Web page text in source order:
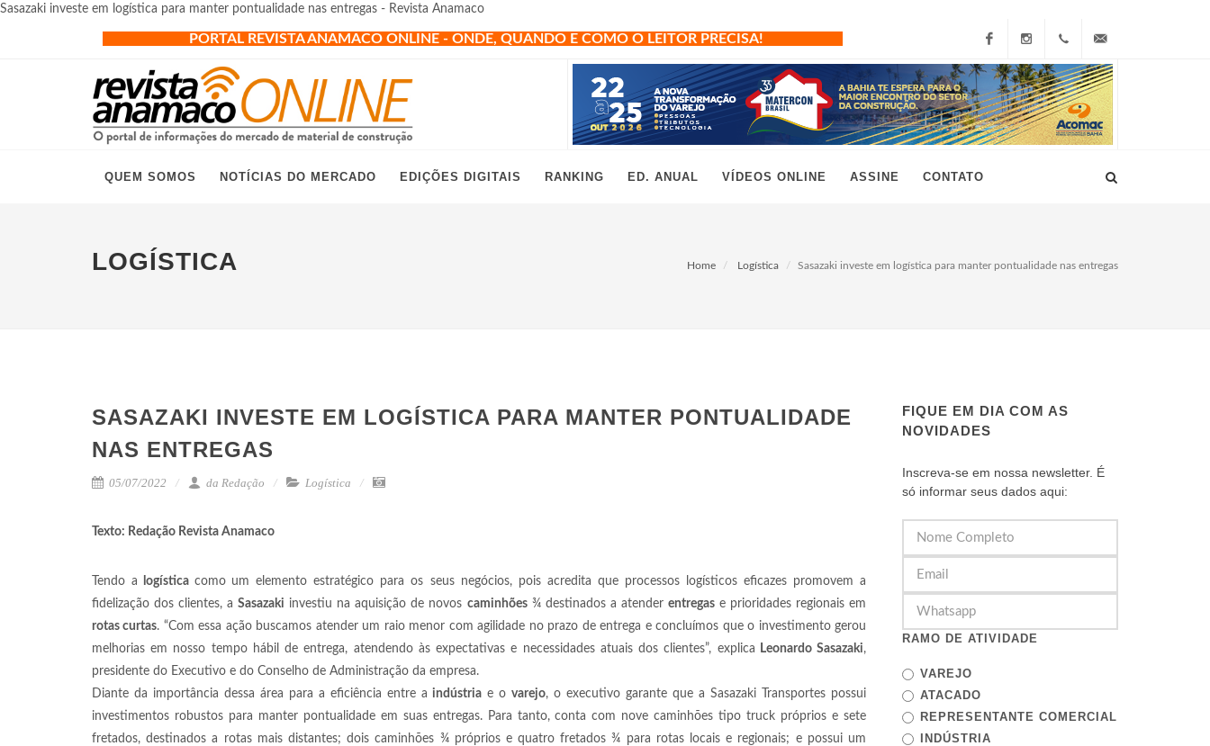
Sasazaki investe em logística para manter pontualidade nas entregas - Revista Anamaco
PORTAL REVISTA ANAMACO ONLINE - ONDE, QUANDO E COMO O LEITOR PRECISA!
FacebookInstagram
+55
(11)
grau10@grau10.com.br
QUEM SOMOS NOTÍCIAS DO MERCADO EDIÇÕES DIGITAIS RANKING ED. ANUAL VÍDEOS ONLINE ASSINE CONTATO
LOGÍSTICA Home Logística Sasazaki investe em logística para manter pontualidade nas entregas
SASAZAKI INVESTE EM LOGÍSTICA PARA MANTER PONTUALIDADE
NAS ENTREGAS
05/07/2022 da Redação Logística
Texto: Redação Revista Anamaco
Tendo a logísticacomo um elemento estratégico para os seus negócios, pois acredita que processos logísticos eficazes promovem a
fidelização dos clientes, aSasazaki investiu na aquisição de novos caminhões¾ destinados a atender entregase prioridades regionais em
rotas curtas. “Com essa ação buscamos atender um raio menor com agilidade no prazo de entrega e concluímos que o investimento gerou
melhorias em nosso tempo hábil de entrega, atendendo às expectativas e necessidades atuais dos clientes”, explica Leonardo Sasazaki,
presidente do Executivo e do Conselho de Administração da empresa.
Diante da importância dessa área para a eficiência entre a indústria e o varejo, o executivo garante que a Sasazaki Transportes possui
investimentos robustos para manter pontualidade em suas entregas. Para tanto, conta com nove caminhões tipo truck próprios e sete
fretados, destinados a rotas mais distantes; dois caminhões ¾ próprios e quatro fretados ¾ para rotas locais e regionais; e possui um
FIQUE EM DIA COM AS
NOVIDADES
Inscreva-se em nossa newsletter. É
só informar seus dados aqui:
RAMO DE ATIVIDADE
VAREJO
ATACADO
REPRESENTANTE COMERCIAL
INDÚSTRIA